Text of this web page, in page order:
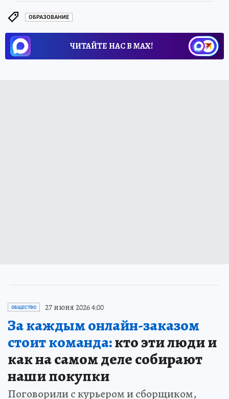
ОБРАЗОВАНИЕ
ЧИТАЙТЕ НАС В МАХ!
ОБЩЕСТВО 27 июня 2026 4:00
За каждым онлайн-заказом
стоит команда:кто эти люди и
как на самом деле собирают
наши покупки
Поговорили с курьером и сборщиком,